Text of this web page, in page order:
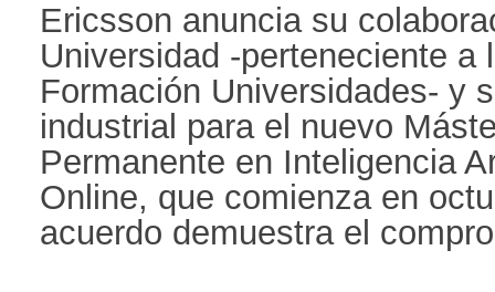
Ericsson anuncia su
Universidad -perteneciente a
Formación Universidades- y
industrial para el nuevo
Permanente en Inteligencia
Online, que comienza en
acuerdo demuestra el